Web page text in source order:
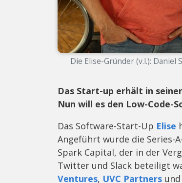
Die Elise-Gründer (v.l.): Daniel
Das Start-up erhält in
Nun will es den Low-Code-
Das Software-Start-Up Elise
Angeführt wurde die Series-
Spark Capital, der in der
Twitter und Slack beteiligt
Ventures, UVC Partners und